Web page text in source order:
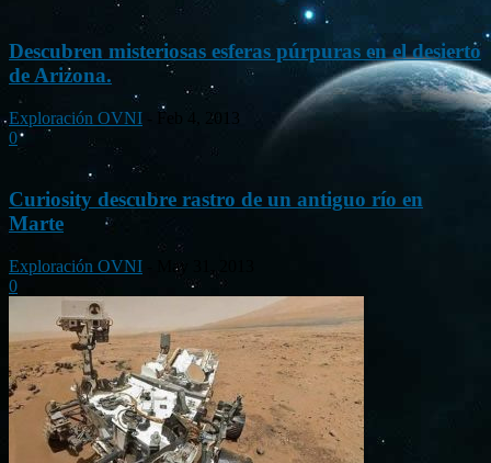
Descubren misteriosas esferas púrpuras en el desierto
de Arizona.
Exploración OVNI
Feb 4, 2013
0
Curiosity descubre rastro de un antiguo río en
Marte
Exploración OVNI
May 31, 2013
0